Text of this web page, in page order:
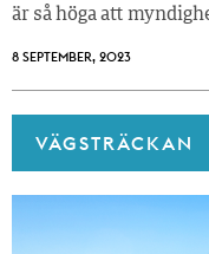
är så höga att
8 SEPTEMBER, 2023
VÄGSTRÄCKAN